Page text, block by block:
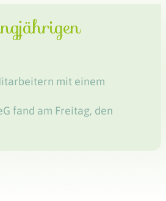
mit einem
fand am Freitag, den